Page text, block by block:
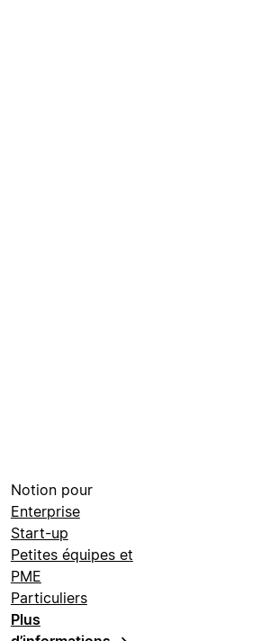
Notion pour
Enterprise
Start-up
Petites équipes et
PME
Particuliers
Plus